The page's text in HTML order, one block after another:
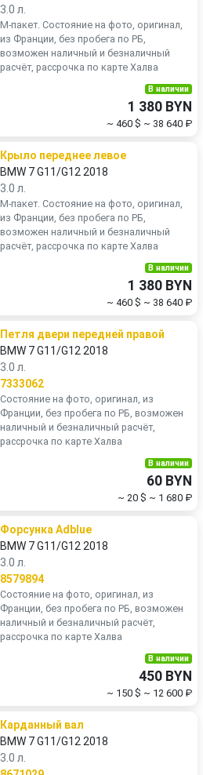
3.0 л.
М-пакет. Состояние на фото, оригинал,
из Франции, без пробега по РБ,
возможен наличный и безналичный
расчёт, рассрочка по карте Халва
В наличии
1 380 BYN
~ 460 $ ~ 38 640 ₽
Крыло переднее левое
BMW 7 G11/G12 2018
3.0 л.
М-пакет. Состояние на фото, оригинал,
из Франции, без пробега по РБ,
возможен наличный и безналичный
расчёт, рассрочка по карте Халва
В наличии
1 380 BYN
~ 460 $ ~ 38 640 ₽
Петля двери передней правой
BMW 7 G11/G12 2018
3.0 л.
7333062
Состояние на фото, оригинал, из
Франции, без пробега по РБ, возможен
наличный и безналичный расчёт,
рассрочка по карте Халва
В наличии
60 BYN
~ 20 $ ~ 1 680 ₽
Форсунка Adblue
BMW 7 G11/G12 2018
3.0 л.
8579894
Состояние на фото, оригинал, из
Франции, без пробега по РБ, возможен
наличный и безналичный расчёт,
рассрочка по карте Халва
В наличии
450 BYN
~ 150 $ ~ 12 600 ₽
Карданный вал
BMW 7 G11/G12 2018
3.0 л.